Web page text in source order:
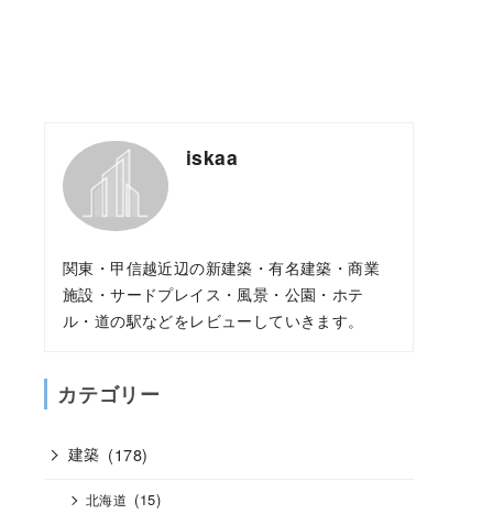
iskaa
関東・甲信越近辺の新建築・有名建築・商業
施設・サードプレイス・風景・公園・ホテ
ル・道の駅などをレビューしていきます。
カテゴリー
建築 (178)
北海道 (15)